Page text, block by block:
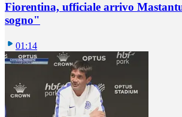
Fiorentina, ufficiale arrivo
sogno"
01:14